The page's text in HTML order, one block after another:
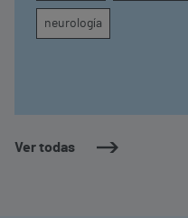
Ver todas
neurología